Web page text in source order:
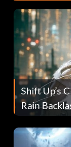
Shift Up’s
Rain